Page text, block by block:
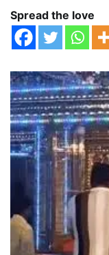
Spread the love